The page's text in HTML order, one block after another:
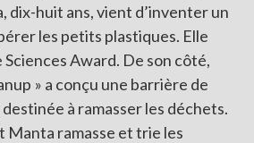
dix-huit ans, vient d’inventer un
les petits plastiques. Elle
Award. De son côté,
» a conçu une barrière de
à ramasser les déchets.
Manta ramasse et trie les